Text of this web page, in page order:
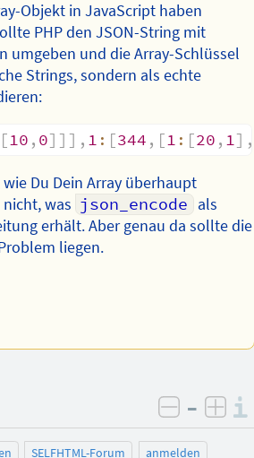
Objekt in JavaScript haben
PHP den JSON-String mit
umgeben und die Array-Schlüssel
Strings, sondern als echte
[10 , 0] ] ] , 1 : [344 , [1 : [20 , 1] ,
Du Dein Array überhaupt
was json_encode als
erhält. Aber genau da sollte die
liegen.
negativ
–
SELFHTML-Forum
anmelden